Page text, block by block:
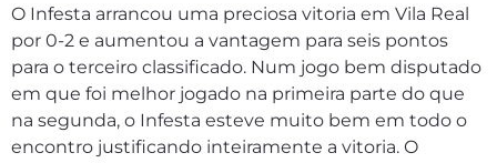
O Infesta arrancou uma preciosa vitoria em Vila Real
por 0-2 e aumentou a vantagem para seis pontos
para o terceiro classificado. Num jogo bem disputado
em que foi melhor jogado na primeira parte do que
na segunda, o Infesta esteve muito bem em todo o
encontro justificando inteiramente a vitoria. O